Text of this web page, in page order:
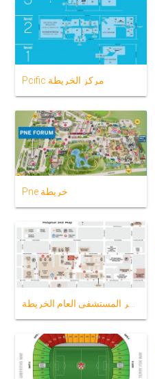
Pcific مركز الخريطة
Pne خريطة